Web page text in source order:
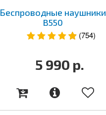
Беспроводные наушники
B550
(754)
5 990 р.